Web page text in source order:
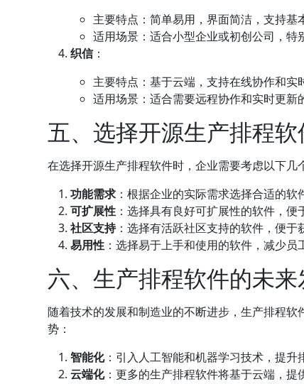
主要特点：简单易用，界面简洁，支持基
适用场景：适合小型企业或初创公司，特
织信：
主要特点：基于云端，支持在线协作和实
适用场景：适合需要远程协作和实时更新
五、选择开源生产排程
在选择开源生产排程软件时，企业需要考虑以下几
功能需求 ：根据企业的实际需求选择合适的软
可扩展性 ：选择具有良好可扩展性的软件，便
社区支持：选择有活跃社区支持的软件，便于
易用性 ：选择易于上手和使用的软件，减少员
六、生产排程软件的未
随着技术的发展和制造业的不断进步，生产排程
势：
智能化：引入人工智能和机器学习技术，提升
云端化：更多的生产排程软件将基于云端，提